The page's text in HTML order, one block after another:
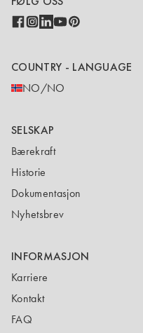
COUNTRY - LANGUAGE
NO/NO
SELSKAP
Bærekraft
Historie
Dokumentasjon
Nyhetsbrev
INFORMASJON
Karriere
Kontakt
FAQ